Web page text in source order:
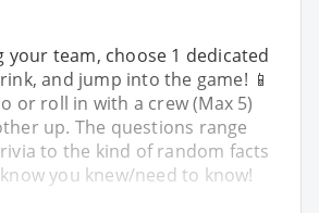
your team, choose 1 dedicated
and jump into the game! 📱
or roll in with a crew (Max 5)
up. The questions range
to the kind of random facts
you knew/need to know!